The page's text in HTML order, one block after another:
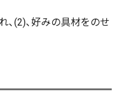
(2)、好みの具材をのせ